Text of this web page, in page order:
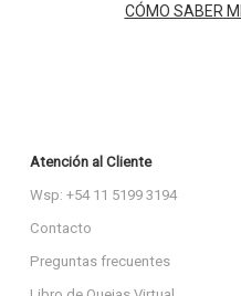
CÓMO SABER
Atención al Cliente
Wsp: +54 11 5199 3194
Contacto
Preguntas frecuentes